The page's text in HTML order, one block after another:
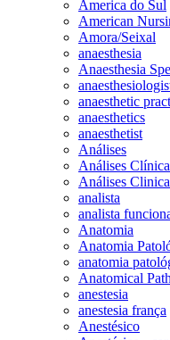
America do Sul
American
Amora/Seixal
anaesthesia
Anaesthesia
anaesthetic
anaesthetics
anaesthetist
Análises
Análises
Análises
analista
analista
Anatomia
Anatomia
anatomia
Anatomical
anestesia
anestesia frança
Anestésico